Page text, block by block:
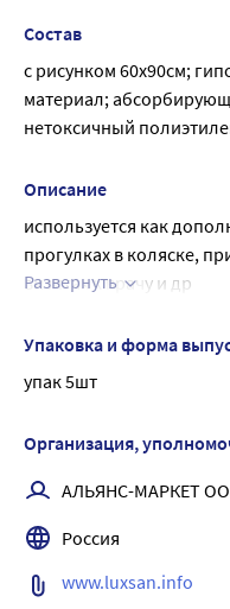
Состав
с рисунком 60х90см;
материал;
нетоксичный
Описание
используется как
прогулках в коляске,
визитах к врачу и др
Развернуть
Упаковка и форма
упак 5шт
Организация,
АЛЬЯНС-МАРКЕТ
Россия
www.luxsan.info